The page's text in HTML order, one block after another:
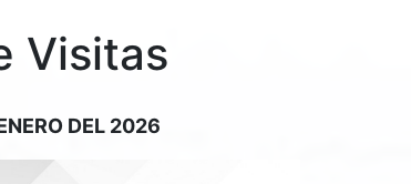
Visitas
DEL 2026